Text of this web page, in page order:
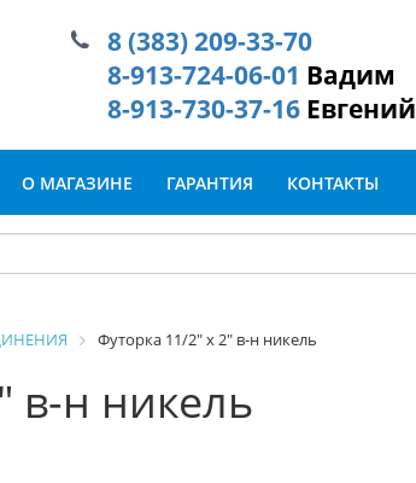
8 (383) 209-33-70
8-913-724-06-01 Вадим
8-913-730-37-16 Евгений
О МАГАЗИНЕ ГАРАНТИЯ КОНТАКТЫ
Футорка 11/2" х 2" в-н никель
в-н никель